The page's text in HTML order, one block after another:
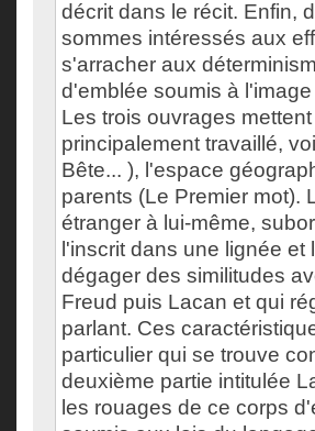
décrit dans le récit. Enfin,
sommes intéressés aux
s'arracher aux
d'emblée soumis à
Les trois ouvrages
principalement travaillé,
Bête... ), l'espace
parents (Le Premier mot).
étranger à lui-même,
l'inscrit dans une lignée
dégager des similitudes
Freud puis Lacan et qui
parlant. Ces
particulier qui se trouve
deuxième partie intitulée
les rouages de ce corps